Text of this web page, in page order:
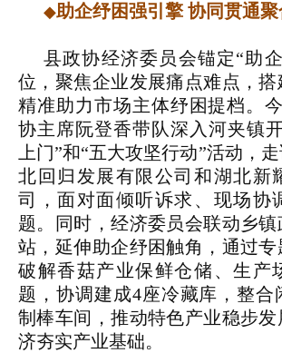
◆助企纾困强引擎 协同贯通聚
县政协经济委员会锚定“助
位，聚焦企业发展痛点难点，搭
精准助力市场主体纾困提档。
协主席阮登香带队深入河夹镇
上门”和“五大攻坚行动”活动，
北回归发展有限公司和湖北新
司，面对面倾听诉求、现场协
题。同时，经济委员会联动乡
站，延伸助企纾困触角，通过
破解香菇产业保鲜仓储、生产
题，协调建成4座冷藏库，整合
制棒车间，推动特色产业稳步
济夯实产业基础。